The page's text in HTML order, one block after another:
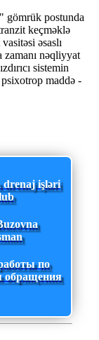
gömrük postunda
keçməklə
əsaslı
nəqliyyat
sistemin
maddə -
drenaj işləri
по
обращения